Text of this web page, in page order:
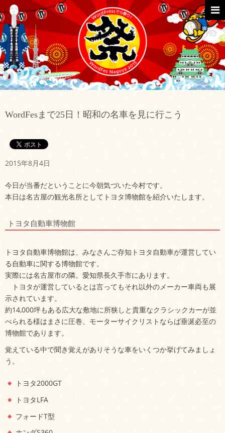
Skip
to
content
Menu
WordFesまで25日！昭和の名車を見に行こう
2015年8月4日
今日が当番だということに今朝気づいた今村です。
本日は名古屋の観光名所としてトヨタ博物館を紹介いたします。
トヨタ自動車博物館
トヨタ自動車博物館は、みなさんご存知トヨタ自動車が運営してい
る自動車に関する博物館です。
実際には名古屋市の隣。愛知県長久手市にあります。
トヨタが運営しているとは言ってもそれ以外のメーカー車両も展
示されています。
約14,000坪もある広大な敷地に所狭しと貴重なクラシックカーが並
べられる様はまさに圧巻、モーターサイクリストならば垂涎必至の
博物館であります。
覚えている中で聞き覚えがありそうな車をいくつか挙げてみましょ
う。
トヨタ2000GT
トヨタLFA
フォードT型